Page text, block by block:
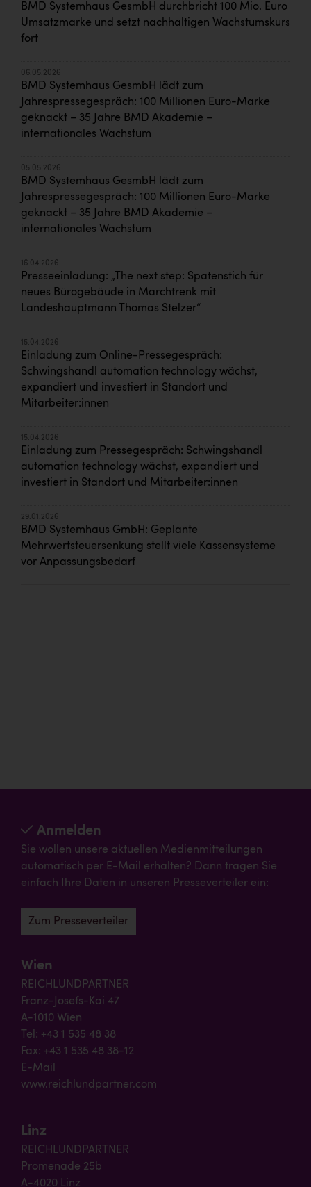
BMD Systemhaus GesmbH durchbricht 100 Mio. Euro
Umsatzmarke und setzt nachhaltigen Wachstumskurs
fort
06.05.2026
BMD Systemhaus GesmbH lädt zum
Jahrespressegespräch: 100 Millionen Euro-Marke
geknackt – 35 Jahre BMD Akademie –
internationales Wachstum
05.05.2026
BMD Systemhaus GesmbH lädt zum
Jahrespressegespräch: 100 Millionen Euro-Marke
geknackt – 35 Jahre BMD Akademie –
internationales Wachstum
16.04.2026
Presseeinladung: „The next step: Spatenstich für
neues Bürogebäude in Marchtrenk mit
Landeshauptmann Thomas Stelzer“
15.04.2026
Einladung zum Online-Pressegespräch:
Schwingshandl automation technology wächst,
expandiert und investiert in Standort und
Mitarbeiter:innen
15.04.2026
Einladung zum Pressegespräch: Schwingshandl
automation technology wächst, expandiert und
investiert in Standort und Mitarbeiter:innen
29.01.2026
BMD Systemhaus GmbH: Geplante
Mehrwertsteuersenkung stellt viele Kassensysteme
vor Anpassungsbedarf
Anmelden
Sie wollen unsere aktuellen Medienmitteilungen
automatisch per E-Mail erhalten? Dann tragen Sie
einfach Ihre Daten in unseren Presseverteiler ein:
Zum Presseverteiler
Wien
REICHLUNDPARTNER
Franz-Josefs-Kai 47
A-1010 Wien
Tel: +43 1 535 48 38
Fax: +43 1 535 48 38-12
E-Mail
www.reichlundpartner.com
Linz
REICHLUNDPARTNER
Promenade 25b
A-4020 Linz